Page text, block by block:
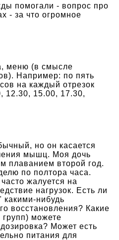
помогали - вопрос про
- за что огромное
меню (в смысле
Например: по пять
на каждый отрезок
12.30, 15.00, 17.30,
но он касается
мышц. Моя дочь
плаванием второй год.
по полтора часа.
жалуется на
нагрузок. Есть ли
нибудь
восстановления? Какие
групп) можете
Может есть
питания для